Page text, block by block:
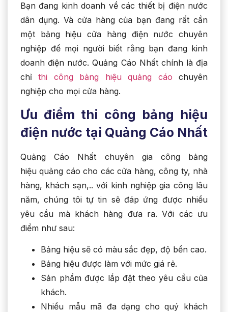
Bạn đang kinh doanh về các thiết bị điện nước
dân dụng. Và cửa hàng của bạn đang rất cần
một bảng hiệu cửa hàng điện nước chuyên
nghiệp để mọi người biết rằng bạn đang kinh
doanh điện nước. Quảng Cáo Nhất chính là địa
chỉthi công bảng hiệu quảng cáo chuyên
nghiệp cho mọi cửa hàng.
Ưu điểm thi công bảng hiệu
điện nước tại Quảng Cáo Nhất
Quảng Cáo Nhất chuyên gia công bảng
hiệu quảng cáo cho các cửa hàng, công ty, nhà
hàng, khách sạn,.. với kinh nghiệp gia công lâu
năm, chúng tôi tự tin sẽ đáp ứng được nhiều
yêu cầu mà khách hàng đưa ra. Với các ưu
điểm như sau:
Bảng hiệu sẽ có màu sắc đẹp, độ bền cao.
Bảng hiệu được làm với mức giá rẻ.
Sản phẩm được lắp đặt theo yêu cầu của
khách.
Nhiều mẫu mã đa dạng cho quý khách